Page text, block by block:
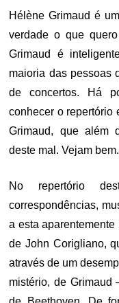
Hélène Grimaud é
verdade o que
Grimaud é
maioria das pessoas
de concertos. Há
conhecer o repertório
Grimaud, que além
deste mal. Vejam bem.
No repertório
correspondências,
a esta
de John Corigliano,
através de um
mistério, de